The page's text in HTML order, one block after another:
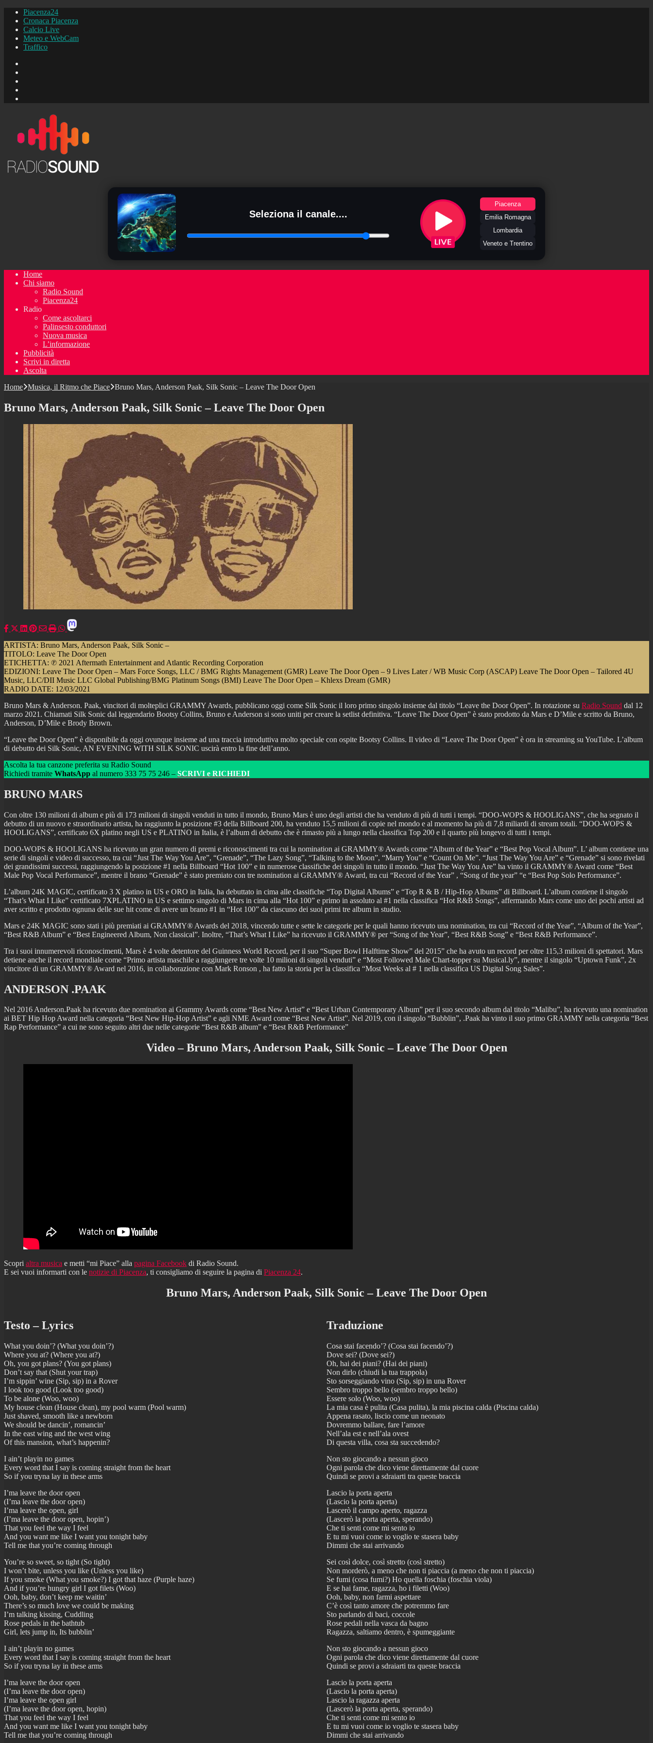
Piacenza24
Cronaca Piacenza
Calcio Live
Meteo e WebCam
Traffico
Seleziona il canale....
Piacenza
Emilia Romagna
Lombardia
Veneto e Trentino
Home
Chi siamo
Radio Sound
Piacenza24
Radio
Come ascoltarci
Palinsesto conduttori
Nuova musica
L’informazione
Pubblicità
Scrivi in diretta
Ascolta
Home Musica, il Ritmo che Piace Bruno Mars, Anderson Paak, Silk Sonic – Leave The Door Open
Bruno Mars, Anderson Paak, Silk Sonic – Leave The Door Open
ARTISTA: Bruno Mars, Anderson Paak, Silk Sonic –
TITOLO: Leave The Door Open
ETICHETTA: ℗ 2021 Aftermath Entertainment and Atlantic Recording Corporation
EDIZIONI: Leave The Door Open – Mars Force Songs, LLC / BMG Rights Management (GMR) Leave The Door Open – 9 Lives Later / WB Music Corp (ASCAP) Leave The Door Open – Tailored 4U
Music, LLC/DII Music LLC Global Publishing/BMG Platinum Songs (BMI) Leave The Door Open – Khlexs Dream (GMR)
RADIO DATE: 12/03/2021
Bruno Mars & Anderson. Paak, vincitori di molteplici GRAMMY Awards, pubblicano oggi come Silk Sonic il loro primo singolo insieme dal titolo “Leave the Door Open”. In rotazione su Radio Sound dal 12
marzo 2021. Chiamati Silk Sonic dal leggendario Bootsy Collins, Bruno e Anderson si sono uniti per creare la setlist definitiva. “Leave The Door Open” è stato prodotto da Mars e D’Mile e scritto da Bruno,
Anderson, D’Mile e Brody Brown.
“Leave the Door Open” è disponibile da oggi ovunque insieme ad una traccia introduttiva molto speciale con ospite Bootsy Collins. Il video di “Leave The Door Open” è ora in streaming su YouTube. L’album
di debutto dei Silk Sonic, AN EVENING WITH SILK SONIC uscirà entro la fine dell’anno.
Ascolta la tua canzone preferita su Radio Sound
Richiedi tramite WhatsApp al numero 333 75 75 246 – SCRIVI e RICHIEDI
BRUNO MARS
Con oltre 130 milioni di album e più di 173 milioni di singoli venduti in tutto il mondo, Bruno Mars è uno degli artisti che ha venduto di più di tutti i tempi. “DOO-WOPS & HOOLIGANS”, che ha segnato il
debutto di un nuovo e straordinario artista, ha raggiunto la posizione #3 della Billboard 200, ha venduto 15,5 milioni di copie nel mondo e al momento ha più di 7,8 miliardi di stream totali. “DOO-WOPS &
HOOLIGANS”, certificato 6X platino negli US e PLATINO in Italia, è l’album di debutto che è rimasto più a lungo nella classifica Top 200 e il quarto più longevo di tutti i tempi.
DOO-WOPS & HOOLIGANS ha ricevuto un gran numero di premi e riconoscimenti tra cui la nomination ai GRAMMY® Awards come “Album of the Year” e “Best Pop Vocal Album”. L’ album contiene una
serie di singoli e video di successo, tra cui “Just The Way You Are”, “Grenade”, “The Lazy Song”, “Talking to the Moon”, “Marry You” e “Count On Me”. “Just The Way You Are” e “Grenade” si sono rivelati
dei grandissimi successi, raggiungendo la posizione #1 nella Billboard “Hot 100” e in numerose classifiche dei singoli in tutto il mondo. “Just The Way You Are” ha vinto il GRAMMY® Award come “Best
Male Pop Vocal Performance”, mentre il brano “Grenade” è stato premiato con tre nomination ai GRAMMY® Award, tra cui “Record of the Year” , “Song of the year” “e “Best Pop Solo Performance”.
L’album 24K MAGIC, certificato 3 X platino in US e ORO in Italia, ha debuttato in cima alle classifiche “Top Digital Albums” e “Top R & B / Hip-Hop Albums” di Billboard. L’album contiene il singolo
“That’s What I Like” certificato 7XPLATINO in US e settimo singolo di Mars in cima alla “Hot 100” e primo in assoluto al #1 nella classifica “Hot R&B Songs”, affermando Mars come uno dei pochi artisti ad
aver scritto e prodotto ognuna delle sue hit come di avere un brano #1 in “Hot 100” da ciascuno dei suoi primi tre album in studio.
Mars e 24K MAGIC sono stati i più premiati ai GRAMMY® Awards del 2018, vincendo tutte e sette le categorie per le quali hanno ricevuto una nomination, tra cui “Record of the Year”, “Album of the Year”,
“Best R&B Album” e “Best Engineered Album, Non classical”. Inoltre, “That’s What I Like” ha ricevuto il GRAMMY® per “Song of the Year”, “Best R&B Song” e “Best R&B Performance”.
Tra i suoi innumerevoli riconoscimenti, Mars è 4 volte detentore del Guinness World Record, per il suo “Super Bowl Halftime Show” del 2015” che ha avuto un record per oltre 115,3 milioni di spettatori. Mars
detiene anche il record mondiale come “Primo artista maschile a raggiungere tre volte 10 milioni di singoli venduti” e “Most Followed Male Chart-topper su Musical.ly”, mentre il singolo “Uptown Funk”, 2x
vincitore di un GRAMMY® Award nel 2016, in collaborazione con Mark Ronson , ha fatto la storia per la classifica “Most Weeks al # 1 nella classifica US Digital Song Sales”.
ANDERSON .PAAK
Nel 2016 Anderson.Paak ha ricevuto due nomination ai Grammy Awards come “Best New Artist” e “Best Urban Contemporary Album” per il suo secondo album dal titolo “Malibu”, ha ricevuto una nomination
ai BET Hip Hop Award nella categoria “Best New Hip-Hop Artist” e agli NME Award come “Best New Artist”. Nel 2019, con il singolo “Bubblin”, .Paak ha vinto il suo primo GRAMMY nella categoria “Best
Rap Performance” a cui ne sono seguito altri due nelle categorie “Best R&B album” e “Best R&B Performance”
Video – Bruno Mars, Anderson Paak, Silk Sonic – Leave The Door Open
Scopri altra musica e metti “mi Piace” alla pagina Facebook di Radio Sound.
E sei vuoi informarti con le notizie di Piacenza, ti consigliamo di seguire la pagina di Piacenza 24.
Bruno Mars, Anderson Paak, Silk Sonic – Leave The Door Open
Testo – Lyrics
What you doin’? (What you doin’?)
Where you at? (Where you at?)
Oh, you got plans? (You got plans)
Don’t say that (Shut your trap)
I’m sippin’ wine (Sip, sip) in a Rover
I look too good (Look too good)
To be alone (Woo, woo)
My house clean (House clean), my pool warm (Pool warm)
Just shaved, smooth like a newborn
We should be dancin’, romancin’
In the east wing and the west wing
Of this mansion, what’s happenin?
I ain’t playin no games
Every word that I say is coming straight from the heart
So if you tryna lay in these arms
I’ma leave the door open
(I’ma leave the door open)
I’ma leave the open, girl
(I’ma leave the door open, hopin’)
That you feel the way I feel
And you want me like I want you tonight baby
Tell me that you’re coming through
You’re so sweet, so tight (So tight)
I won’t bite, unless you like (Unless you like)
If you smoke (What you smoke?) I got that haze (Purple haze)
And if you’re hungry girl I got filets (Woo)
Ooh, baby, don’t keep me waitin’
There’s so much love we could be making
I’m talking kissing, Cuddling
Rose pedals in the bathtub
Girl, lets jump in, Its bubblin’
I ain’t playin no games
Every word that I say is coming straight from the heart
So if you tryna lay in these arms
I’ma leave the door open
(I’ma leave the door open)
I’ma leave the open girl
(I’ma leave the door open, hopin)
That you feel the way I feel
And you want me like I want you tonight baby
Tell me that you’re coming through
Traduzione
Cosa stai facendo’? (Cosa stai facendo’?)
Dove sei? (Dove sei?)
Oh, hai dei piani? (Hai dei piani)
Non dirlo (chiudi la tua trappola)
Sto sorseggiando vino (Sip, sip) in una Rover
Sembro troppo bello (sembro troppo bello)
Essere solo (Woo, woo)
La mia casa è pulita (Casa pulita), la mia piscina calda (Piscina calda)
Appena rasato, liscio come un neonato
Dovremmo ballare, fare l’amore
Nell’ala est e nell’ala ovest
Di questa villa, cosa sta succedendo?
Non sto giocando a nessun gioco
Ogni parola che dico viene direttamente dal cuore
Quindi se provi a sdraiarti tra queste braccia
Lascio la porta aperta
(Lascio la porta aperta)
Lascerò il campo aperto, ragazza
(Lascerò la porta aperta, sperando)
Che ti senti come mi sento io
E tu mi vuoi come io voglio te stasera baby
Dimmi che stai arrivando
Sei così dolce, così stretto (così stretto)
Non morderò, a meno che non ti piaccia (a meno che non ti piaccia)
Se fumi (cosa fumi?) Ho quella foschia (foschia viola)
E se hai fame, ragazza, ho i filetti (Woo)
Ooh, baby, non farmi aspettare
C’è così tanto amore che potremmo fare
Sto parlando di baci, coccole
Rose pedali nella vasca da bagno
Ragazza, saltiamo dentro, è spumeggiante
Non sto giocando a nessun gioco
Ogni parola che dico viene direttamente dal cuore
Quindi se provi a sdraiarti tra queste braccia
Lascio la porta aperta
(Lascio la porta aperta)
Lascio la ragazza aperta
(Lascerò la porta aperta, sperando)
Che ti senti come mi sento io
E tu mi vuoi come io voglio te stasera baby
Dimmi che stai arrivando